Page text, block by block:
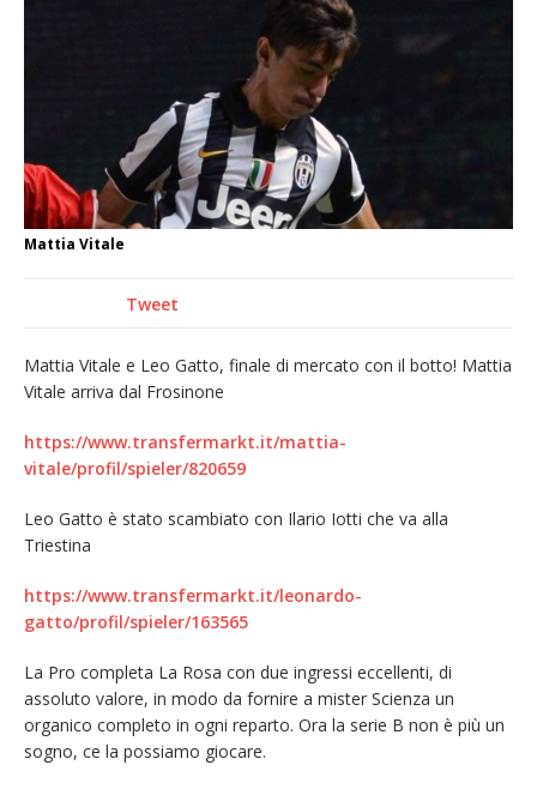
alle pendici del Monte Barone
Centinaia di vercellesi a Oropa per il
pellegrinaggio diocesano
Intervento dei vigili del fuoco per un
incendio di sterpaglie a Caresanablot
Dieci anni fa l’ingresso a Vercelli
dell’arcivescovo mons. Marco Arnolfo
Mattia Vitale
Tweet
Mattia Vitale e Leo Gatto, finale di mercato con il botto! Mattia
Vitale arriva dal Frosinone
https://www.transfermarkt.it/mattia-
vitale/profil/spieler/820659
Leo Gatto è stato scambiato con Ilario Iotti che va alla
Triestina
https://www.transfermarkt.it/leonardo-
gatto/profil/spieler/163565
La Pro completa La Rosa con due ingressi eccellenti, di
assoluto valore, in modo da fornire a mister Scienza un
organico completo in ogni reparto. Ora la serie B non è più un
sogno, ce la possiamo giocare.